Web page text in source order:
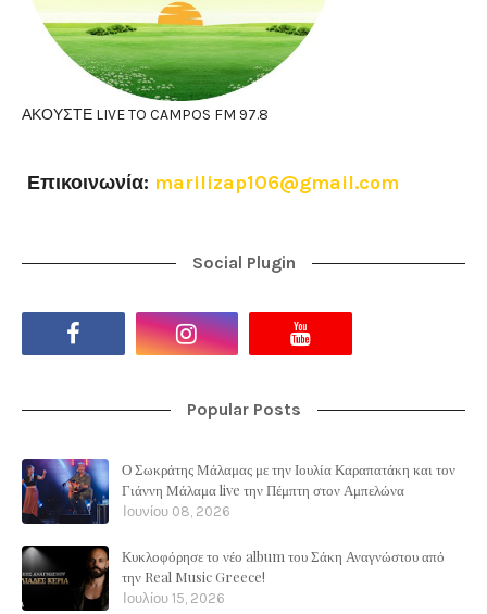
ΑΚΟΥΣΤΕ LIVE TO CAMPOS FM 97.8
Επικοινωνία: marilizap106@gmail.com
Social Plugin
Popular Posts
Ο Σωκράτης Μάλαμας με την Ιουλία Καραπατάκη και τον
Γιάννη Μάλαμα live την Πέμπτη στον Αμπελώνα
Ιουνίου 08, 2026
Κυκλοφόρησε το νέο album του Σάκη Αναγνώστου από
την Real Music Greece!
Ιουλίου 15, 2026